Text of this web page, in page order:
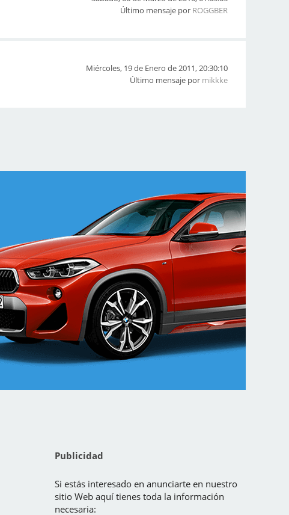
Último mensaje por ROGGBER
Miércoles, 19 de Enero de 2011, 20:30:10
Último mensaje por mikkke
Publicidad
Si estás interesado en anunciarte en nuestro
sitio Web aquí tienes toda la información
necesaria: